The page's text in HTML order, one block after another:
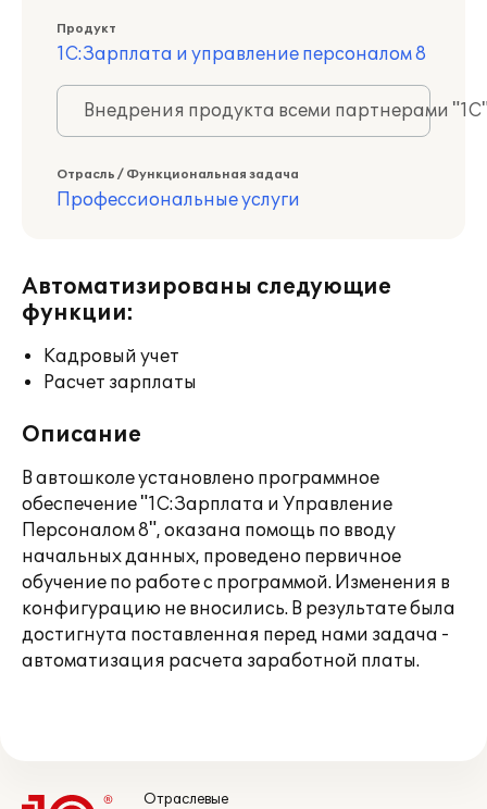
Продукт
1С:Зарплата и управление персоналом 8
Внедрения продукта всеми партнерами
Отрасль / Функциональная задача
Профессиональные услуги
Автоматизированы следующие
функции:
Кадровый учет
Расчет зарплаты
Описание
В автошколе установлено программное
обеспечение "1С:Зарплата и Управление
Персоналом 8", оказана помощь по вводу
начальных данных, проведено первичное
обучение по работе с программой. Изменения в
конфигурацию не вносились. В результате была
достигнута поставленная перед нами задача -
автоматизация расчета заработной платы.
Отраслевые